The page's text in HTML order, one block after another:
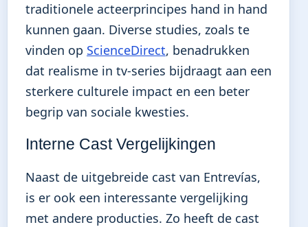
traditionele acteerprincipes hand in hand
kunnen gaan. Diverse studies, zoals te
vinden op ScienceDirect, benadrukken
dat realisme in tv-series bijdraagt aan een
sterkere culturele impact en een beter
begrip van sociale kwesties.
Interne Cast Vergelijkingen
Naast de uitgebreide cast van Entrevías,
is er ook een interessante vergelijking
met andere producties. Zo heeft de cast